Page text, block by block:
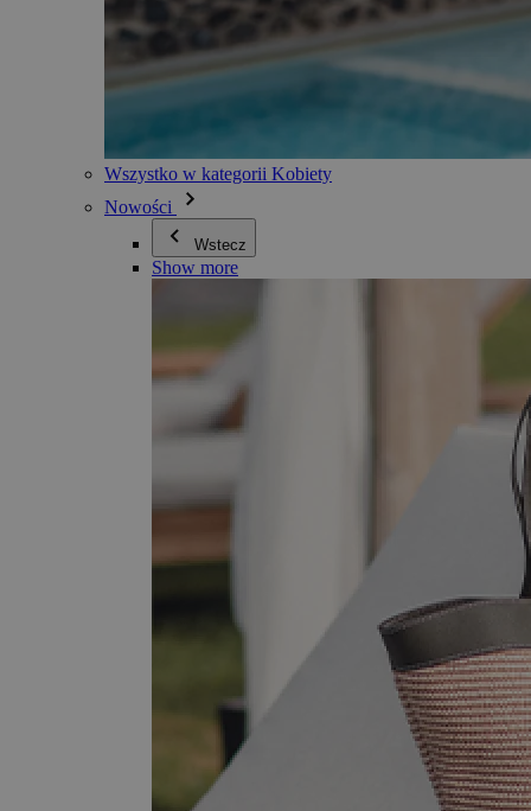
Wszystko w kategorii Kobiety
Nowości
Wstecz
Show more